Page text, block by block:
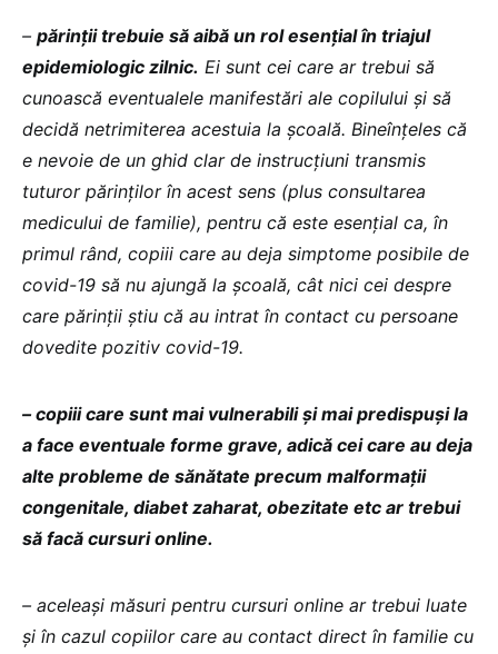
– părinții trebuie să aibă un rol esențial în triajul
epidemiologic zilnic. Ei sunt cei care ar trebui să
cunoască eventualele manifestări ale copilului și să
decidă netrimiterea acestuia la școală. Bineînțeles că
e nevoie de un ghid clar de instrucțiuni transmis
tuturor părinților în acest sens (plus consultarea
medicului de familie), pentru că este esențial ca, în
primul rând, copiii care au deja simptome posibile de
covid-19 să nu ajungă la școală, cât nici cei despre
care părinții știu că au intrat în contact cu persoane
dovedite pozitiv covid-19.
– copiii care sunt mai vulnerabili și mai predispuși la
a face eventuale forme grave, adică cei care au deja
alte probleme de sănătate precum malformații
congenitale, diabet zaharat, obezitate etc ar trebui
să facă cursuri online.
– aceleași măsuri pentru cursuri online ar trebui luate
și în cazul copiilor care au contact direct în familie cu